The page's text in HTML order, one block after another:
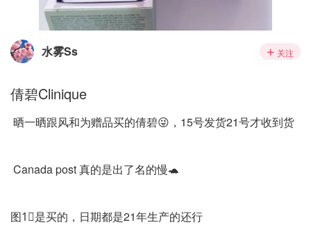
水雾Ss 关注
倩碧Clinique
晒一晒跟风和为赠品买的倩碧😜，15号发货21号才收到货
Canada post 真的是出了名的慢🐢
图1⃣️是买的，日期都是21年生产的还行